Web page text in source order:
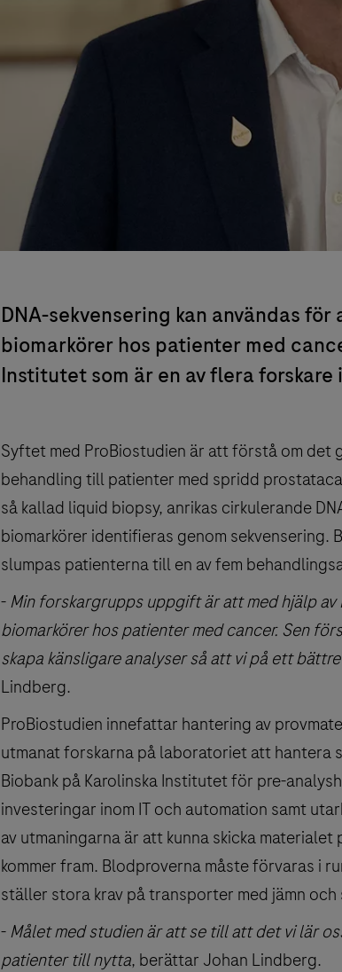
DNA-sekvensering kan användas
biomarkörer hos patienter med
Institutet som är en av flera
Syftet med ProBiostudien är att förstå om
behandling till patienter med spridd
så kallad liquid biopsy, anrikas cirkulerande
biomarkörer identifieras genom sekvensering.
slumpas patienterna till en av fem
-Min forskargrupps uppgift är att med hjälp
biomarkörer hos patienter med cancer. Sen
skapa känsligare analyser så att vi på ett
Lindberg.
ProBiostudien innefattar hantering av
utmanat forskarna på laboratoriet att hantera
Biobank på Karolinska Institutet för pre-
investeringar inom IT och automation samt
av utmaningarna är att kunna skicka
kommer fram. Blodproverna måste förvaras i
ställer stora krav på transporter med jämn
-Målet med studien är att se till att det vi lär
patienter till nytta, berättar Johan Lindberg.